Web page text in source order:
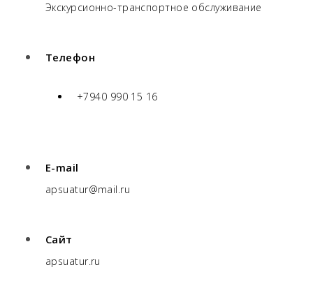
Экскурсионно-транспортное обслуживание
Телефон
+7940 990 15 16
E-mail
apsuatur@mail.ru
Сайт
apsuatur.ru